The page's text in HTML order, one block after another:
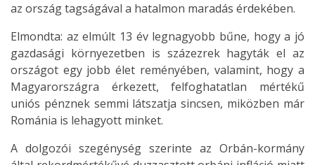
az ország tagságával a hatalmon maradás érdekében.
Elmondta: az elmúlt 13 év legnagyobb bűne, hogy a jó
gazdasági környezetben is százezrek hagyták el az
országot egy jobb élet reményében, valamint, hogy a
Magyarországra érkezett, felfoghatatlan mértékű
uniós pénznek semmi látszatja sincsen, miközben már
Románia is lehagyott minket.
A dolgozói szegénység szerinte az Orbán-kormány